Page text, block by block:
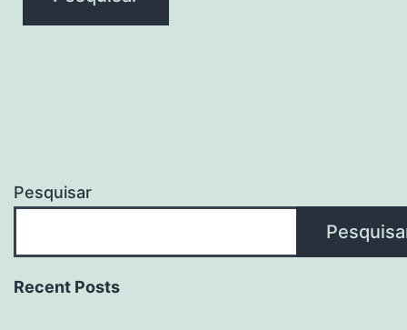
Pesquisar
Recent Posts